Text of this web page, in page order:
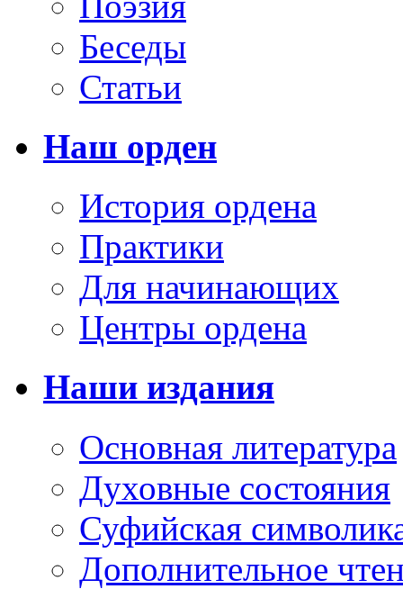
Беседы
Статьи
Наш орден
История ордена
Практики
Для начинающих
Центры ордена
Наши издания
Основная литература
Духовные состояния
Суфийская
Дополнительное